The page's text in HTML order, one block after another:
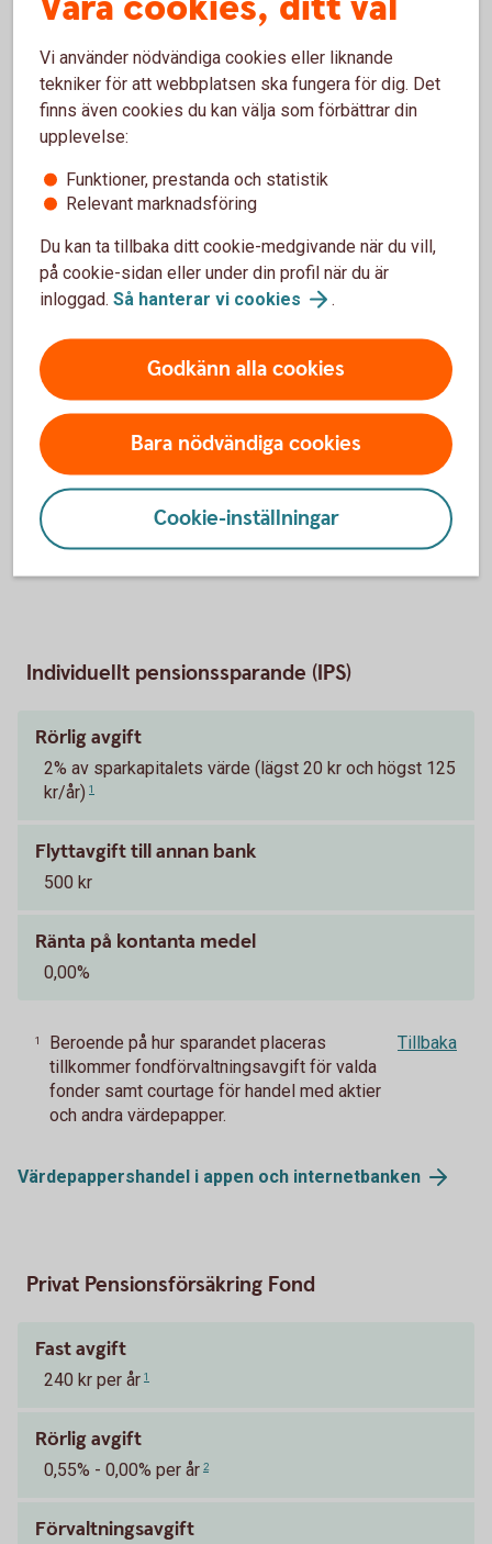
PA 16 – tjänstepension för statligtanställda
FTP– Fondförsäkring
Fast avgift
Entrélösning
Förvaltningsavgift
0,40-0,33% 1
Automatisk sänkning av risk och avgift
närmare och under pensionen.
Tillbaka
Individuellt pensionssparande (IPS)
Rörlig avgift
2% av sparkapitalets värde (lägst 20 kr och högst 125
kr/år) 1
Flyttavgift till annan bank
500 kr
Ränta på kontanta medel
0,00%
1
Beroende på hur sparandet placeras
tillkommer fondförvaltningsavgift för valda
fonder samt courtage för handel med aktier
och andra värdepapper.
Tillbaka
Värdepappershandel i appen och internetbanken
Privat Pensionsförsäkring Fond
Fast avgift
240 kr per år 1
Rörlig avgift
0,55% - 0,00% per år 2
Förvaltningsavgift
Vi använder nödvändiga cookies eller liknande
tekniker för att webbplatsen ska fungera för dig. Det
finns även cookies du kan välja som förbättrar din
upplevelse:
Funktioner, prestanda och statistik
Relevant marknadsföring
Du kan ta tillbaka ditt cookie-medgivande när du vill,
på cookie-sidan eller under din profil när du är
inloggad. Så hanterar vi cookies .
Godkänn alla cookies
Bara nödvändiga cookies
Cookie-inställningar